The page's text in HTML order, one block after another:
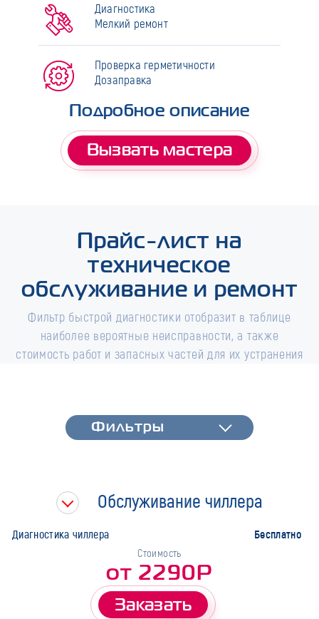
Диагностика
Мелкий ремонт
Проверка герметичности
Дозаправка
Подробное описание
Вызвать мастера
Прайс-лист на
техническое
обслуживание и ремонт
Фильтр быстрой диагностики отобразит в таблице
наиболее вероятные неисправности, а также
стоимость работ и запасных частей для их устранения
Фильтры
Марка
Фильтры
Обслуживание чиллера
Диагностика чиллера Бесплатно
Стоимость
от 2290Р
Заказать